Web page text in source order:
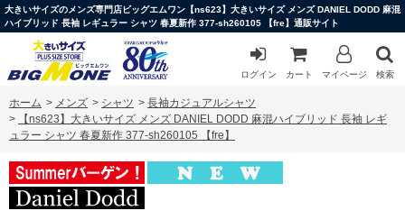
大きいサイズのメンズ専門店ビッグエムワン【ns623】大きいサイズ メンズ DANIEL DODD 麻混
ハイブリッド 長袖 レギュラー シャツ 春夏新作 377-sh260105 【fre】通販サイト
ログイン カート マイページ 検索
ホーム > メンズ > シャツ > 長袖カジュアルシャツ
>
【ns623】大きいサイズ メンズ DANIEL DODD 麻混ハイブリッド 長袖 レギ
ュラー シャツ 春夏新作 377-sh260105 【fre】